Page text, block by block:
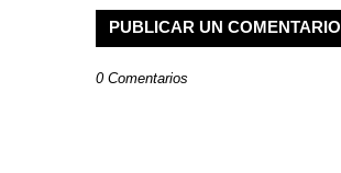
PUBLICAR UN COMENTARIO
0 Comentarios